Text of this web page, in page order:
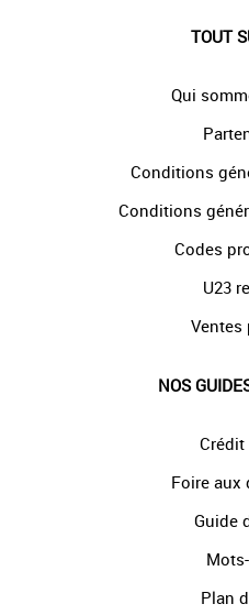
TOUT
Qui
Conditions
Conditions
Codes
U23
Ventes
NOS
Crédit
Foire aux
Guide
Plan